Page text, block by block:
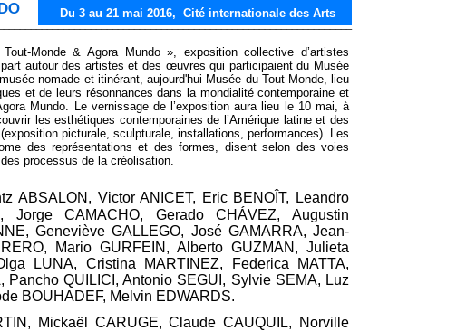
Monde & Agora Mundo », exposition collective d’artistes
autour des artistes et des œuvres qui participaient du Musée
nomade et itinérant, aujourd'hui Musée du Tout-Monde, lieu
et de leurs résonnances dans la mondialité contemporaine et
Mundo. Le vernissage de l’exposition aura lieu le 10 mai, à
les esthétiques contemporaines de l’Amérique latine et des
picturale, sculpturale, installations, performances). Les
des représentations et des formes, disent selon des voies
processus de la créolisation.
Du 3 au 21 mai 2016, Cité internationale des Arts
ABSALON, Victor ANICET, Eric BENOÎT, Leandro
Jorge CAMACHO, Gerado CHÁVEZ, Augustin
Geneviève GALLEGO, José GAMARRA, Jean-
Mario GURFEIN, Alberto GUZMAN, Julieta
LUNA, Cristina MARTINEZ, Federica MATTA,
QUILICI, Antonio SEGUI, Sylvie SEMA, Luz
BOUHADEF, Melvin EDWARDS.
Mickaël CARUGE, Claude CAUQUIL, Norville